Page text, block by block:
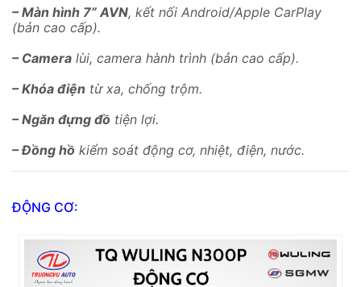
– Màn hình 7” AVN, kết nối Android/Apple CarPlay
(bản cao cấp).
– Camera lùi, camera hành trình (bản cao cấp).
– Khóa điện từ xa, chống trộm.
– Ngăn đựng đồ tiện lợi.
– Đồng hồ kiểm soát động cơ, nhiệt, điện, nước.
ĐỘNG CƠ: